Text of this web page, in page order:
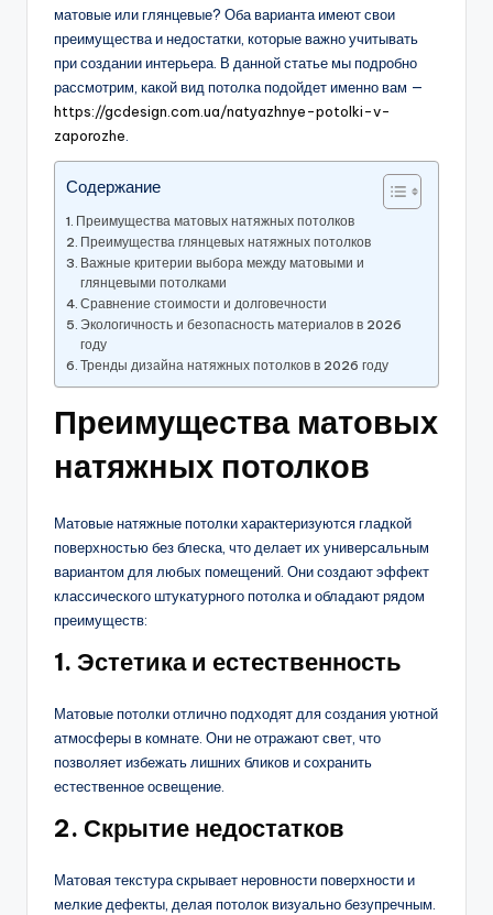
матовые или глянцевые? Оба варианта имеют свои
преимущества и недостатки, которые важно учитывать
при создании интерьера. В данной статье мы подробно
рассмотрим, какой вид потолка подойдет именно вам —
https://gcdesign.com.ua/natyazhnye-potolki-v-
zaporozhe
Содержание
Преимущества матовых натяжных потолков
Преимущества глянцевых натяжных потолков
Важные критерии выбора между матовыми и
глянцевыми потолками
Сравнение стоимости и долговечности
Экологичность и безопасность материалов в 2026
году
Тренды дизайна натяжных потолков в 2026 году
Преимущества матовых
натяжных потолков
Матовые натяжные потолки характеризуются гладкой
поверхностью без блеска, что делает их универсальным
вариантом для любых помещений. Они создают эффект
классического штукатурного потолка и обладают рядом
преимуществ:
1. Эстетика и естественность
Матовые потолки отлично подходят для создания уютной
атмосферы в комнате. Они не отражают свет, что
позволяет избежать лишних бликов и сохранить
естественное освещение.
2. Скрытие недостатков
Матовая текстура скрывает неровности поверхности и
мелкие дефекты, делая потолок визуально безупречным.